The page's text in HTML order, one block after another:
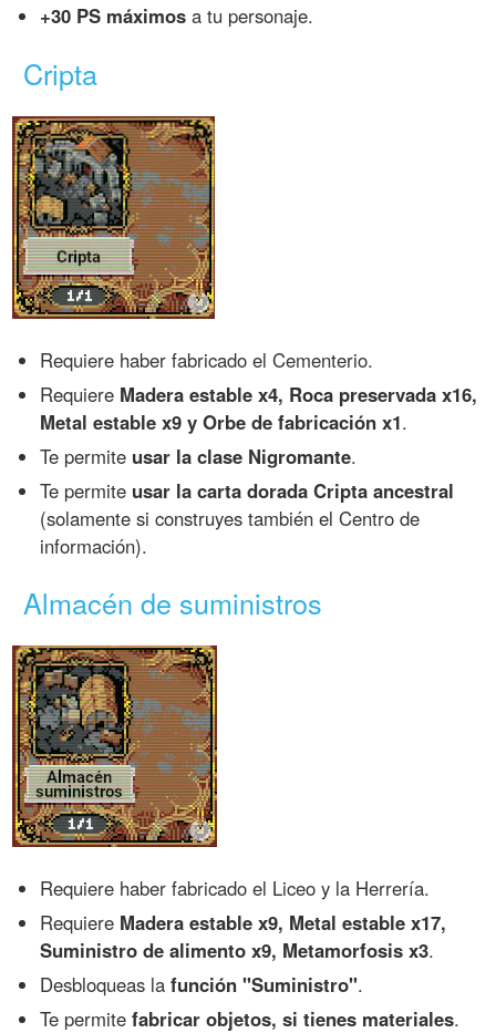
+30 PS máximos a tu personaje.
Cripta
Requiere haber fabricado el Cementerio.
Requiere Madera estable x4, Roca preservada x16,
Metal estable x9 y Orbe de fabricación x1.
Te permite usar la clase Nigromante.
Te permite usar la carta dorada Cripta ancestral
(solamente si construyes también el Centro de
información).
Almacén de suministros
Requiere haber fabricado el Liceo y la Herrería.
Requiere Madera estable x9, Metal estable x17,
Suministro de alimento x9, Metamorfosis x3.
Desbloqueas lafunción "Suministro".
Te permitefabricar objetos, si tienes materiales.